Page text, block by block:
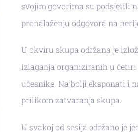
svojim govorima su podsjetili
pronalaženju odgovora na
U okviru skupa održana je
izlaganja organiziranih u
učesnike. Najbolji eksponati i
prilikom zatvaranja skupa.
U svakoj od sesija održano je